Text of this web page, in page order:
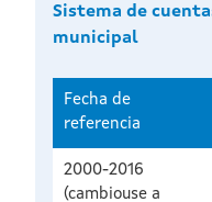
Sistema de
municipal
Fecha de
referencia
2000-2016
(cambiouse a